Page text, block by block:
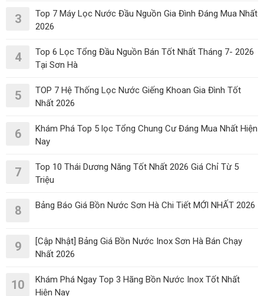
3
Top 7 Máy Lọc Nước Đầu Nguồn Gia Đình Đáng Mua Nhất
2026
4
Top 6 Lọc Tổng Đầu Nguồn Bán Tốt Nhất Tháng 7- 2026
Tại Sơn Hà
5
TOP 7 Hệ Thống Lọc Nước Giếng Khoan Gia Đình Tốt
Nhất 2026
6
Khám Phá Top 5 lọc Tổng Chung Cư Đáng Mua Nhất Hiện
Nay
7
Top 10 Thái Dương Năng Tốt Nhất 2026 Giá Chỉ Từ 5
Triệu
8 Bảng Báo Giá Bồn Nước Sơn Hà Chi Tiết MỚI NHẤT 2026
9
[Cập Nhật] Bảng Giá Bồn Nước Inox Sơn Hà Bán Chạy
Nhất 2026
10
Khám Phá Ngay Top 3 Hãng Bồn Nước Inox Tốt Nhất
Hiện Nay